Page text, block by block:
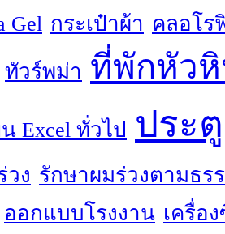
Gel กระเป๋าผ้า คลอโร
ทัวร์พม่า ที่พักหัว
Excel ทั่วไป ประตู
วง รักษาผมร่วงตามธร
ออกแบบโรงงาน เครื่อ